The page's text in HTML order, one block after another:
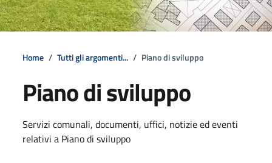
Home Tutti gli argomenti... Piano di sviluppo
Piano di sviluppo
Dettagli della notizia
Servizi comunali, documenti, uffici, notizie ed eventi
relativi a Piano di sviluppo